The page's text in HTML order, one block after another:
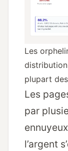
Les
plupart
Les
par
l’argent